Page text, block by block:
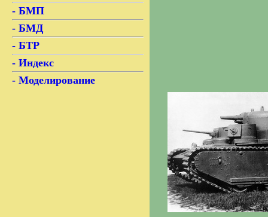
- БМП
- БМД
- БТР
- Индекс
- Моделирование